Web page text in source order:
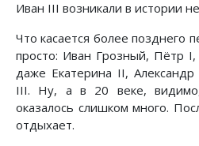
Иван III возникали в истории
Что касается более позднего
просто: Иван Грозный, Пётр
даже Екатерина II,
III. Ну, а в 20 веке,
оказалось слишком много.
отдыхает.